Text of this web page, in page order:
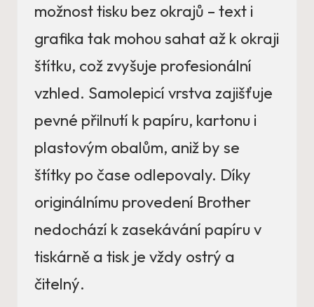
možnost tisku bez okrajů – text i
grafika tak mohou sahat až k okraji
štítku, což zvyšuje profesionální
vzhled. Samolepicí vrstva zajišťuje
pevné přilnutí k papíru, kartonu i
plastovým obalům, aniž by se
štítky po čase odlepovaly. Díky
originálnímu provedení Brother
nedochází k zasekávání papíru v
tiskárně a tisk je vždy ostrý a
čitelný.